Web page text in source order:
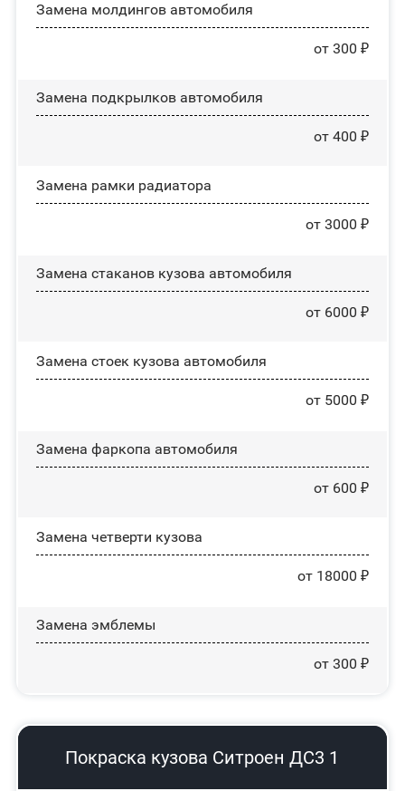
Замена молдингов автомобиля
от 300 ₽
Замена пoдĸpылĸoв автомобиля
от 400 ₽
Замена рамки радиатора
от 3000 ₽
Замена стаканов кузова автомобиля
от 6000 ₽
Замена стоек кузова автомобиля
от 5000 ₽
Замена фаркопа автомобиля
от 600 ₽
Замена четверти кузова
от 18000 ₽
Замена эмблемы
от 300 ₽
Покраска кузова Ситроен ДС3 1